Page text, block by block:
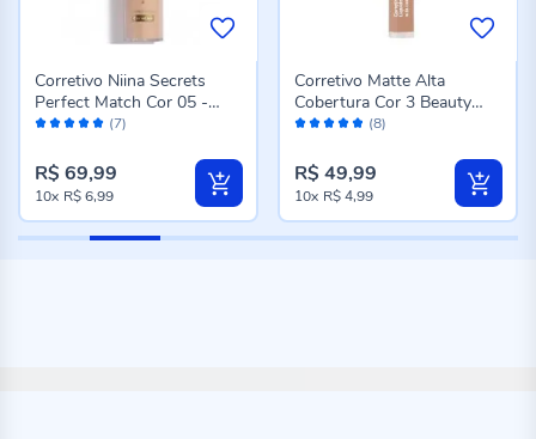
Avaliação: (7)
Corretivo Niina Secrets
Perfect Match Cor 05 -
10ml
R$ 69,99
10x R$ 6,99
Avaliação: (8)
Corretivo Matte Alta
Cobertura Cor 3 Beauty
Payot - 4g
R$ 49,99
10x R$ 4,99